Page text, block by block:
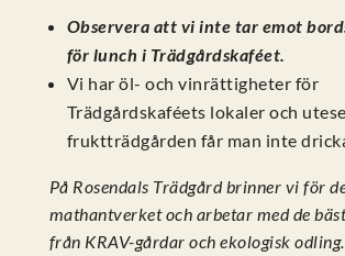
Observera att vi inte tar emot
för lunch i Trädgårdskaféet.
Vi har öl- och vinrättigheter för
Trädgårdskaféets lokaler och
fruktträdgården får man inte
På Rosendals Trädgård brinner vi för
mathantverket och arbetar med de
från KRAV-gårdar och ekologisk